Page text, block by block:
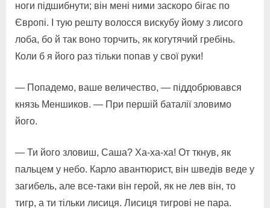
ноги підшибнути; він мені ними заскоро бігає по
Європі. І тую решту волосся вискубу йому з лисого
лоба, бо й так воно торчить, як когутячий гребінь.
Коли б я його раз тільки попав у свої руки!
— Попадемо, ваше величество, — піддобрювався
князь Меншиков. — При першій баталії зловимо
його.
— Ти його зловиш, Саша? Ха-ха-ха! От ткнув, як
пальцем у небо. Карло авантюрист, він шведів веде у
загибель, але все-таки він герой, як не лев він, то
тигр, а ти тільки лисиця. Лисиця тигрові не пара.